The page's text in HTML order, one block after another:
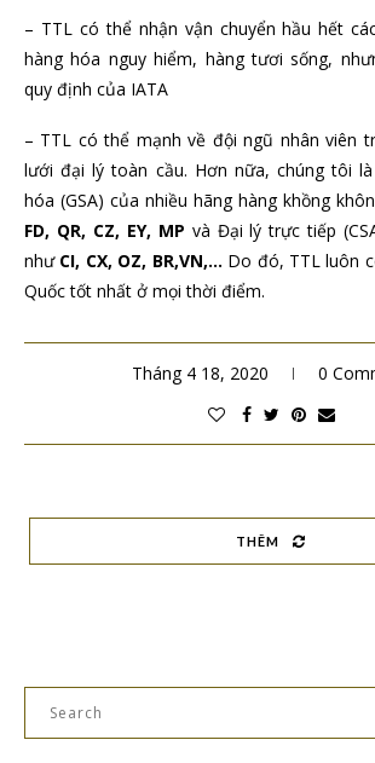
– TTL có thể nhận vận chuyển hầu hết
hàng hóa nguy hiểm, hàng tươi sống,
quy định của IATA
– TTL có thể mạnh về đội ngũ nhân viên
lưới đại lý toàn cầu. Hơn nữa, chúng tôi
hóa (GSA) của nhiều hãng hàng khồng
FD, QR, CZ, EY, MP và Đại lý trực tiếp
như CI, CX, OZ, BR,VN,… Do đó, TTL luôn
Quốc tốt nhất ở mọi thời điểm.
Tháng 4 18, 2020 0
THÊM